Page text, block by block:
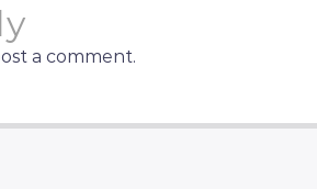
a comment.